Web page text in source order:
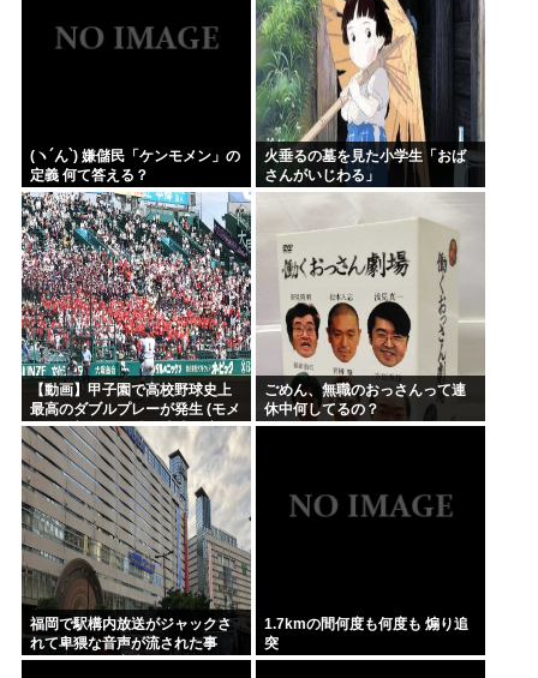
(ヽ´ん`) 嫌儲民「ケンモメン」の
定義 何て答える？
火垂るの墓を見た小学生「おば
さんがいじわる」
【動画】甲子園で高校野球史上
最高のダブルプレーが発生 (モメ
ンらの想像の25倍は史上最高)こ
れもうプロ野球超えてるだろ…
ごめん、無職のおっさんって連
休中何してるの？
福岡で駅構内放送がジャックさ
れて卑猥な音声が流された事
件、やはり元音声は動ありの動
1.7kmの間何度も何度も 煽り追
突